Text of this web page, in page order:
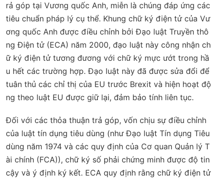
rả góp tại Vương quốc Anh, miễn là chúng đáp ứng các
tiêu chuẩn pháp lý cụ thể. Khung chữ ký điện tử của Vư
ơng quốc Anh được điều chỉnh bởi Đạo luật Truyền thô
ng Điện tử (ECA) năm 2000, đạo luật này công nhận ch
ữ ký điện tử tương đương với chữ ký mực ướt trong hầ
u hết các trường hợp. Đạo luật này đã được sửa đổi để
tuân thủ các chỉ thị của EU trước Brexit và hiện hoạt độ
ng theo luật EU được giữ lại, đảm bảo tính liên tục.
Đối với các thỏa thuận trả góp, vốn chịu sự điều chỉnh
của luật tín dụng tiêu dùng (như Đạo luật Tín dụng Tiêu
dùng năm 1974 và các quy định của Cơ quan Quản lý T
ài chính (FCA)), chữ ký số phải chứng minh được độ tin
cậy và ý định ký kết. ECA quy định rằng chữ ký điện tử